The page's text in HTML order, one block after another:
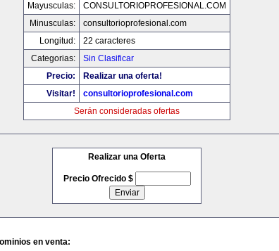
Mayusculas:
CONSULTORIOPROFESIONAL.COM
Minusculas:
consultorioprofesional.com
Longitud:
22 caracteres
Categorias:
Sin Clasificar
Precio:
Realizar una oferta!
Visitar!
consultorioprofesional.com
Serán consideradas ofertas
Realizar una Oferta
Precio Ofrecido $
en venta: